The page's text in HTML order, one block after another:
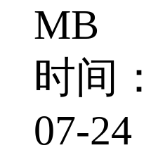
MB
时间
07-24